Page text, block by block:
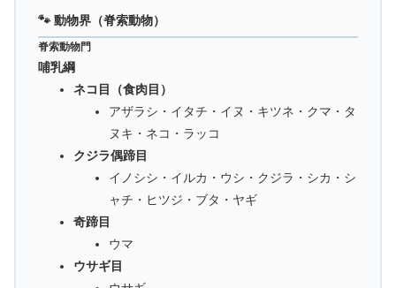
🐾 動物界（脊索動物）
脊索動物門
哺乳綱
ネコ目（食肉目）
アザラシ・イタチ・イヌ・キツネ・クマ・タ
ヌキ・ネコ・ラッコ
クジラ偶蹄目
イノシシ・イルカ・ウシ・クジラ・シカ・シ
ャチ・ヒツジ・ブタ・ヤギ
奇蹄目
ウマ
ウサギ目